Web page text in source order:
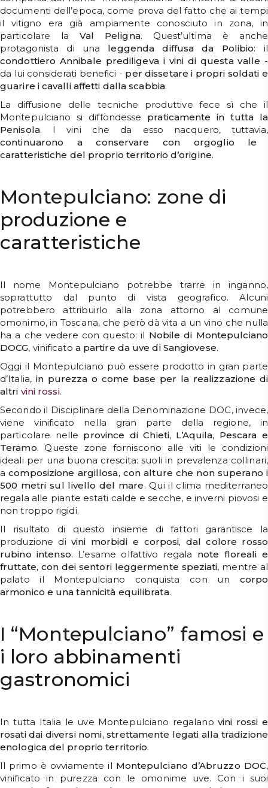
documenti dell’epoca, come prova del fatto che ai tempi
il vitigno era già ampiamente conosciuto in zona, in
particolare la Val Peligna. Quest’ultima è anche
protagonista di una leggenda diffusa da Polibio: il
condottiero Annibale prediligeva i vini di questa valle -
da lui considerati benefici - per dissetare i propri soldati e
guarire i cavalli affetti dalla scabbia.
La diffusione delle tecniche produttive fece sì che il
Montepulciano si diffondesse praticamente in tutta la
Penisola. I vini che da esso nacquero, tuttavia,
continuarono a conservare con orgoglio le
caratteristiche del proprio territorio d’origine.
Montepulciano: zone di
produzione e
caratteristiche
Il nome Montepulciano potrebbe trarre in inganno,
soprattutto dal punto di vista geografico. Alcuni
potrebbero attribuirlo alla zona attorno al comune
omonimo, in Toscana, che però dà vita a un vino che nulla
ha a che vedere con questo: il Nobile di Montepulciano
DOCG, vinificato a partire da uve di Sangiovese.
Oggi il Montepulciano può essere prodotto in gran parte
d’Italia, in purezza o come base per la realizzazione di
altri vini rossi.
Secondo il Disciplinare della Denominazione DOC, invece,
viene vinificato nella gran parte della regione, in
particolare nelle province di Chieti, L’Aquila, Pescara e
Teramo. Queste zone forniscono alle viti le condizioni
ideali per una buona crescita: suoli in prevalenza collinari,
acomposizione argillosa, con alture che non superano i
500 metri sul livello del mare. Qui il clima mediterraneo
regala alle piante estati calde e secche, e inverni piovosi e
non troppo rigidi.
Il risultato di questo insieme di fattori garantisce la
produzione divini morbidi e corposi, dal colore rosso
rubino intenso. L’esame olfattivo regala note floreali e
fruttate, con dei sentori leggermente speziati, mentre al
palato il Montepulciano conquista con un corpo
armonico e una tannicità equilibrata.
I “Montepulciano” famosi e
i loro abbinamenti
gastronomici
In tutta Italia le uve Montepulciano regalanovini rossi e
rosati dai diversi nomi, strettamente legati alla tradizione
enologica del proprio territorio.
Il primo è ovviamente il Montepulciano d’Abruzzo DOC,
vinificato in purezza con le omonime uve. Con i suoi